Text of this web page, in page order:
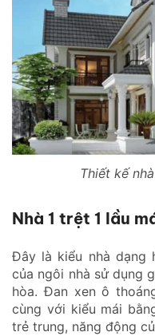
Thiết kế
Nhà 1 trệt 1 lầu
Đây là kiểu nhà dạng
của ngôi nhà sử dụng
hòa. Đan xen ô
cùng với kiểu mái
trẻ trung, năng động